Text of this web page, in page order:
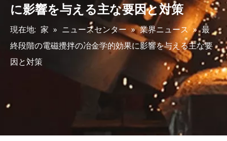
に影響を与える主な要因と対策
現在地: 家 » ニュースセンター » 業界ニュース » 最
終段階の電磁攪拌の冶金学的効果に影響を与える主な要
因と対策